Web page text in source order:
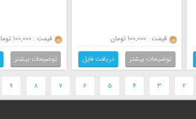
قیمت : 100,000 تومان
توضیحات بیشتر
دریافت فایل
قیمت : 100,000 تومان
توضیحات بیشتر
2
3
4
5
6
7
8
9